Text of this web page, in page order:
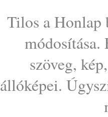
Tilos a Honlap
módosítása.
szöveg,
állóképei.